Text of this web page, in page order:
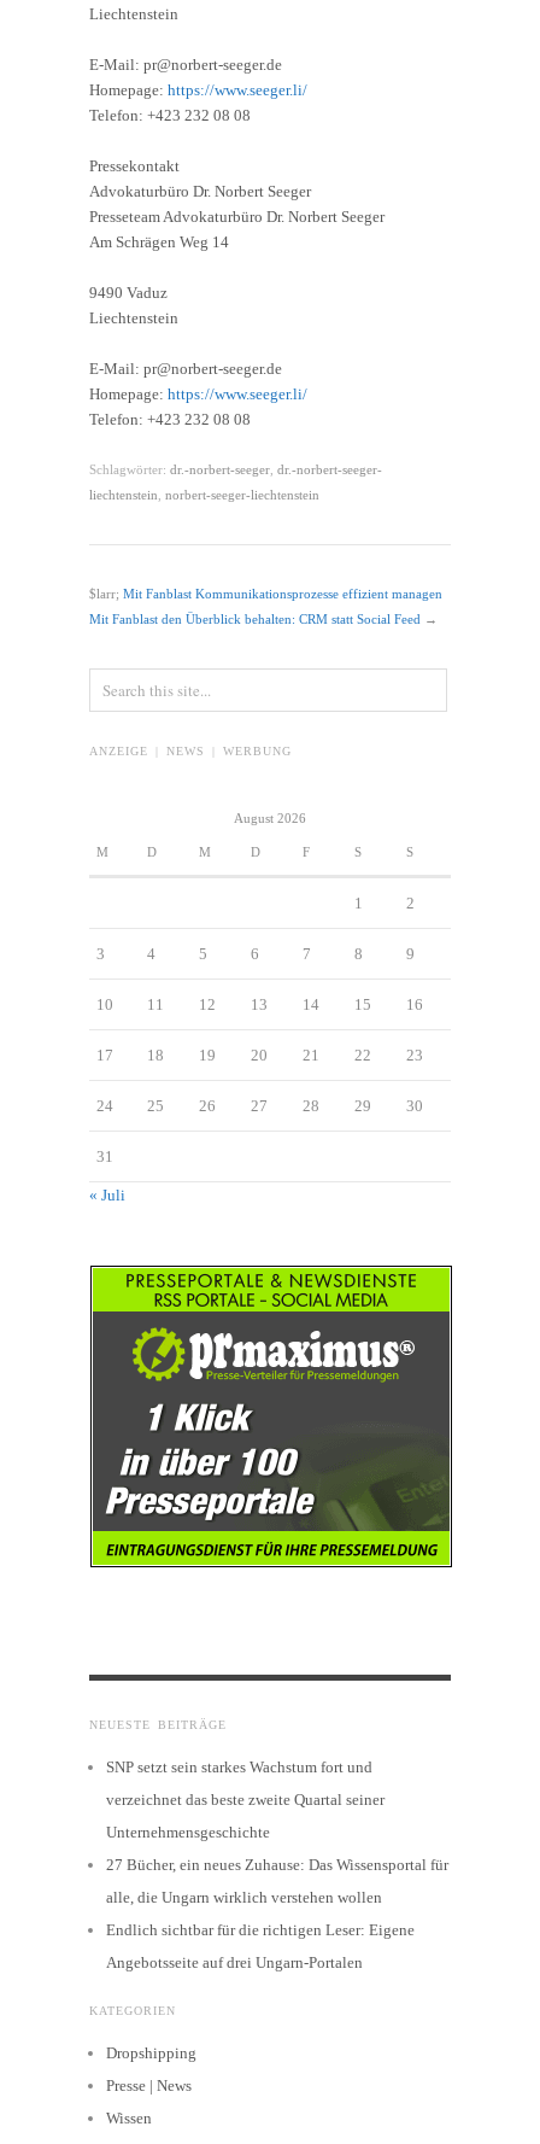
Liechtenstein
E-Mail: pr@norbert-seeger.de
Homepage: https://www.seeger.li/
Telefon: +423 232 08 08
Pressekontakt
Advokaturbüro Dr. Norbert Seeger
Presseteam Advokaturbüro Dr. Norbert Seeger
Am Schrägen Weg 14
9490 Vaduz
Liechtenstein
E-Mail: pr@norbert-seeger.de
Homepage: https://www.seeger.li/
Telefon: +423 232 08 08
Schlagwörter: dr.-norbert-seeger dr.-norbert-seeger-
liechtenstein norbert-seeger-liechtenstein
$larr; Mit Fanblast Kommunikationsprozesse effizient managen
Mit Fanblast den Überblick behalten: CRM statt Social Feed →
ANZEIGE | NEWS | WERBUNG
August 2026
M D M D F S S
1 2
3 4 5 6 7 8 9
10 11 12 13 14 15 16
17 18 19 20 21 22 23
24 25 26 27 28 29 30
31
« Juli
NEUESTE BEITRÄGE
SNP setzt sein starkes Wachstum fort und
verzeichnet das beste zweite Quartal seiner
Unternehmensgeschichte
27 Bücher, ein neues Zuhause: Das Wissensportal für
alle, die Ungarn wirklich verstehen wollen
Endlich sichtbar für die richtigen Leser: Eigene
Angebotsseite auf drei Ungarn-Portalen
KATEGORIEN
Dropshipping
Presse | News
Wissen